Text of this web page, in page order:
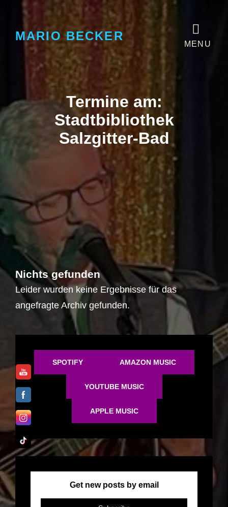
MARIO BECKER
MENU
Termine am:
Stadtbibliothek
Salzgitter-Bad
Nichts gefunden
Leider wurden keine Ergebnisse für das
angefragte Archiv gefunden.
SPOTIFY AMAZON MUSIC
YOUTUBE MUSIC
APPLE MUSIC
Get new posts by email